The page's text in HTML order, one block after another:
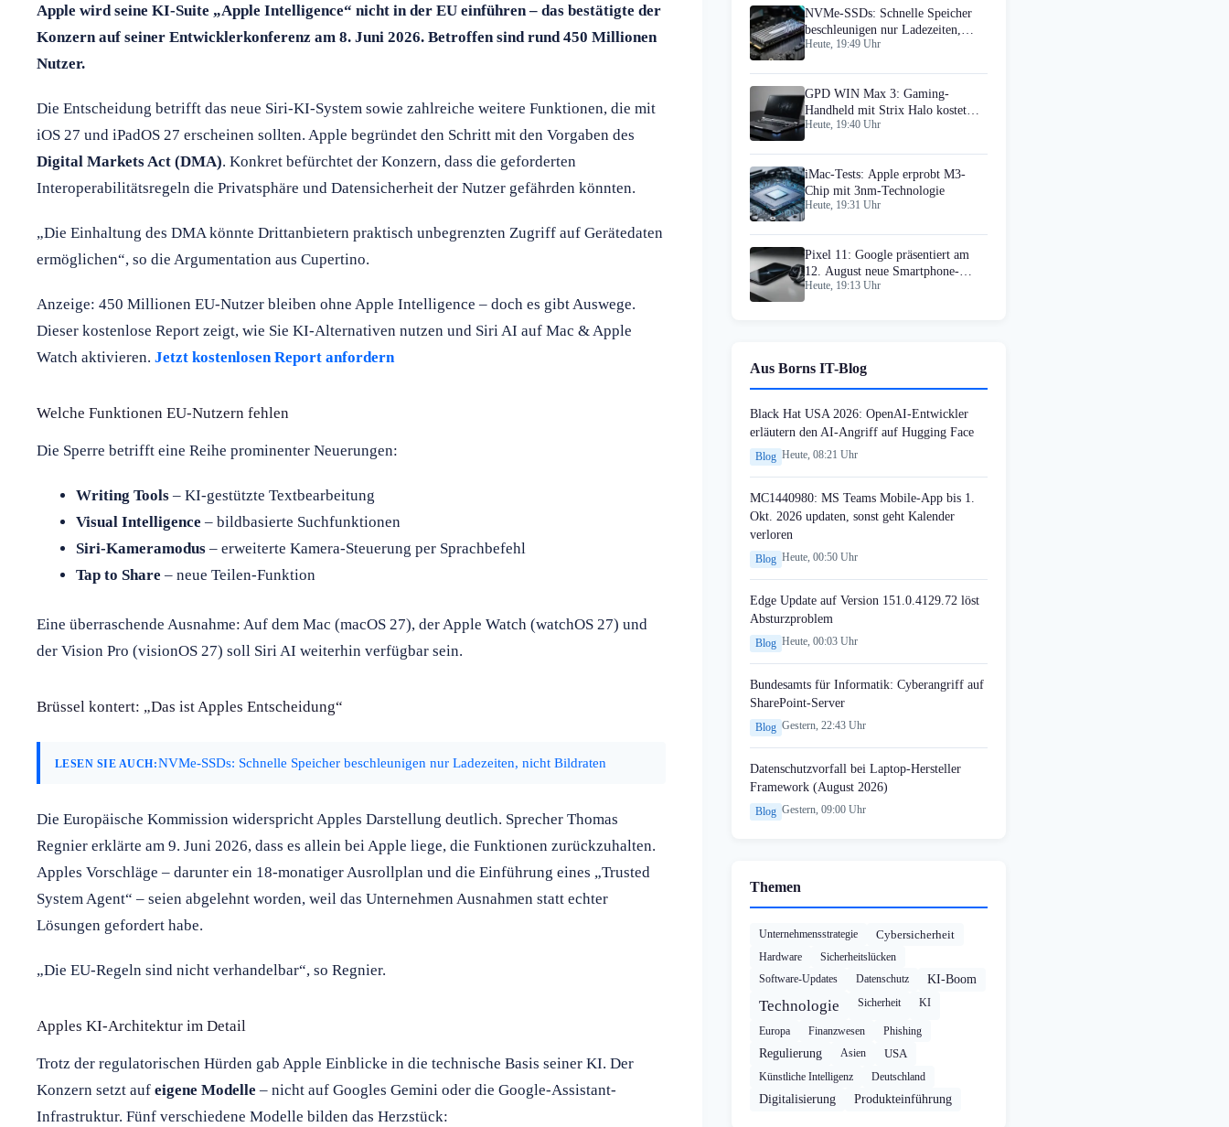
Apple wird seine KI-Suite „Apple Intelligence“ nicht in der EU einführen – das bestätigte der
Konzern auf seiner Entwicklerkonferenz am 8. Juni 2026. Betroffen sind rund 450 Millionen
Nutzer.
Die Entscheidung betrifft das neue Siri-KI-System sowie zahlreiche weitere Funktionen, die mit
iOS 27 und iPadOS 27 erscheinen sollten. Apple begründet den Schritt mit den Vorgaben des
Digital Markets Act (DMA). Konkret befürchtet der Konzern, dass die geforderten
Interoperabilitätsregeln die Privatsphäre und Datensicherheit der Nutzer gefährden könnten.
„Die Einhaltung des DMA könnte Drittanbietern praktisch unbegrenzten Zugriff auf Gerätedaten
ermöglichen“, so die Argumentation aus Cupertino.
Anzeige: 450 Millionen EU-Nutzer bleiben ohne Apple Intelligence – doch es gibt Auswege.
Dieser kostenlose Report zeigt, wie Sie KI-Alternativen nutzen und Siri AI auf Mac & Apple
Watch aktivieren. Jetzt kostenlosen Report anfordern
Welche Funktionen EU-Nutzern fehlen
Die Sperre betrifft eine Reihe prominenter Neuerungen:
Writing Tools– KI-gestützte Textbearbeitung
Visual Intelligence – bildbasierte Suchfunktionen
Siri-Kameramodus– erweiterte Kamera-Steuerung per Sprachbefehl
Tap to Share – neue Teilen-Funktion
Eine überraschende Ausnahme: Auf dem Mac (macOS 27), der Apple Watch (watchOS 27) und
der Vision Pro (visionOS 27) soll Siri AI weiterhin verfügbar sein.
Brüssel kontert: „Das ist Apples Entscheidung“
LESEN SIE AUCH:NVMe-SSDs: Schnelle Speicher beschleunigen nur Ladezeiten, nicht Bildraten
Die Europäische Kommission widerspricht Apples Darstellung deutlich. Sprecher Thomas
Regnier erklärte am 9. Juni 2026, dass es allein bei Apple liege, die Funktionen zurückzuhalten.
Apples Vorschläge – darunter ein 18-monatiger Ausrollplan und die Einführung eines „Trusted
System Agent“ – seien abgelehnt worden, weil das Unternehmen Ausnahmen statt echter
Lösungen gefordert habe.
„Die EU-Regeln sind nicht verhandelbar“, so Regnier.
Apples KI-Architektur im Detail
Trotz der regulatorischen Hürden gab Apple Einblicke in die technische Basis seiner KI. Der
Konzern setzt auf eigene Modelle – nicht auf Googles Gemini oder die Google-Assistant-
Infrastruktur. Fünf verschiedene Modelle bilden das Herzstück:
NVMe-SSDs: Schnelle Speicher
beschleunigen nur Ladezeiten,
nicht Bildraten
Heute, 19:49 Uhr
GPD WIN Max 3: Gaming-
Handheld mit Strix Halo kostet
1.699 Euro
Heute, 19:40 Uhr
iMac-Tests: Apple erprobt M3-
Chip mit 3nm-Technologie
Heute, 19:31 Uhr
Pixel 11: Google präsentiert am
12. August neue Smartphone-
Generation
Heute, 19:13 Uhr
Aus Borns IT-Blog
Black Hat USA 2026: OpenAI-Entwickler
erläutern den AI-Angriff auf Hugging Face
Blog Heute, 08:21 Uhr
MC1440980: MS Teams Mobile-App bis 1.
Okt. 2026 updaten, sonst geht Kalender
verloren
Blog Heute, 00:50 Uhr
Edge Update auf Version 151.0.4129.72 löst
Absturzproblem
Blog Heute, 00:03 Uhr
Bundesamts für Informatik: Cyberangriff auf
SharePoint-Server
Blog Gestern, 22:43 Uhr
Datenschutzvorfall bei Laptop-Hersteller
Framework (August 2026)
Blog Gestern, 09:00 Uhr
Themen
Unternehmensstrategie Cybersicherheit
Hardware
Sicherheitslücken
Software-Updates
Datenschutz KI-Boom
Technologie Sicherheit KI
Europa Finanzwesen Phishing
Regulierung Asien USA
Künstliche Intelligenz Deutschland
Digitalisierung Produkteinführung